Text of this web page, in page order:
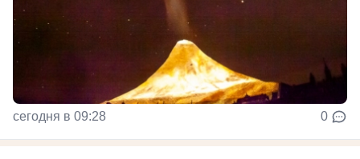
сегодня в 09:28 0